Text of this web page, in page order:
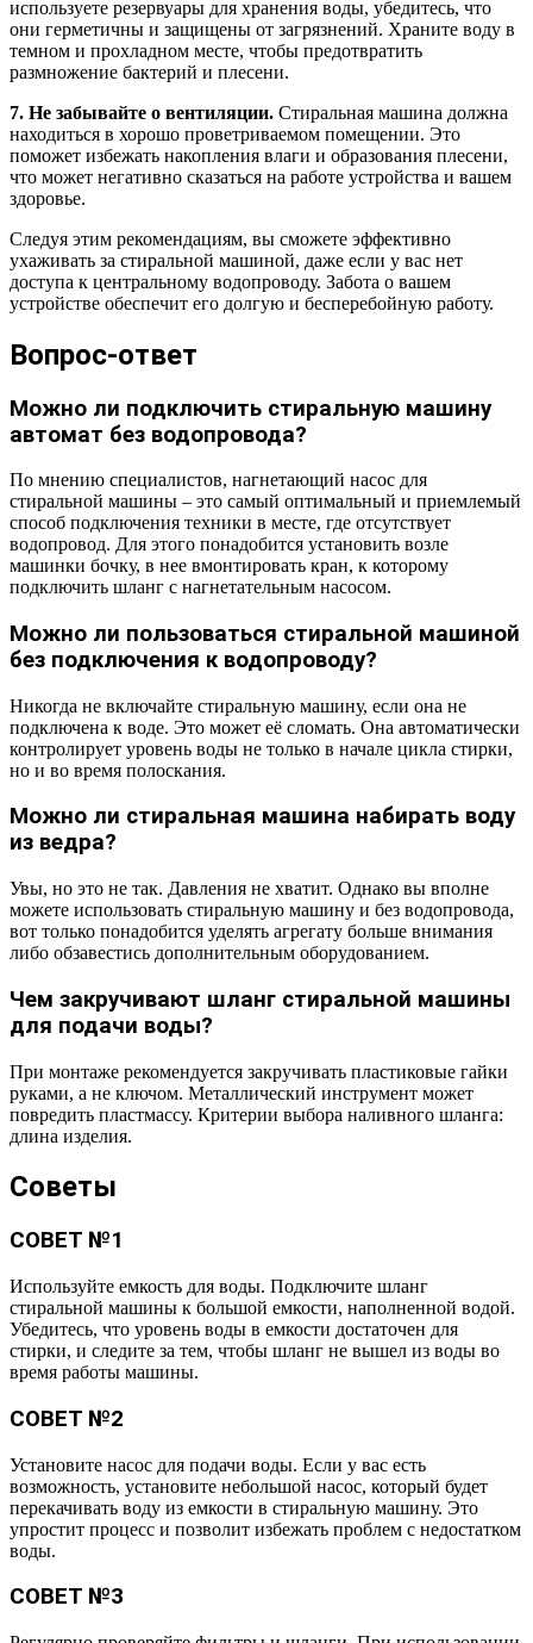
используете резервуары для хранения воды, убедитесь, что
они герметичны и защищены от загрязнений. Храните воду в
темном и прохладном месте, чтобы предотвратить
размножение бактерий и плесени.
7. Не забывайте о вентиляции. Стиральная машина должна
находиться в хорошо проветриваемом помещении. Это
поможет избежать накопления влаги и образования плесени,
что может негативно сказаться на работе устройства и вашем
здоровье.
Следуя этим рекомендациям, вы сможете эффективно
ухаживать за стиральной машиной, даже если у вас нет
доступа к центральному водопроводу. Забота о вашем
устройстве обеспечит его долгую и бесперебойную работу.
Вопрос-ответ
Можно ли подключить стиральную машину
автомат без водопровода?
По мнению специалистов, нагнетающий насос для
стиральной машины – это самый оптимальный и приемлемый
способ подключения техники в месте, где отсутствует
водопровод. Для этого понадобится установить возле
машинки бочку, в нее вмонтировать кран, к которому
подключить шланг с нагнетательным насосом.
Можно ли пользоваться стиральной машиной
без подключения к водопроводу?
Никогда не включайте стиральную машину, если она не
подключена к воде. Это может её сломать. Она автоматически
контролирует уровень воды не только в начале цикла стирки,
но и во время полоскания.
Можно ли стиральная машина набирать воду
из ведра?
Увы, но это не так. Давления не хватит. Однако вы вполне
можете использовать стиральную машину и без водопровода,
вот только понадобится уделять агрегату больше внимания
либо обзавестись дополнительным оборудованием.
Чем закручивают шланг стиральной машины
для подачи воды?
При монтаже рекомендуется закручивать пластиковые гайки
руками, а не ключом. Металлический инструмент может
повредить пластмассу. Критерии выбора наливного шланга:
длина изделия.
Советы
СОВЕТ №1
Используйте емкость для воды. Подключите шланг
стиральной машины к большой емкости, наполненной водой.
Убедитесь, что уровень воды в емкости достаточен для
стирки, и следите за тем, чтобы шланг не вышел из воды во
время работы машины.
СОВЕТ №2
Установите насос для подачи воды. Если у вас есть
возможность, установите небольшой насос, который будет
перекачивать воду из емкости в стиральную машину. Это
упростит процесс и позволит избежать проблем с недостатком
воды.
СОВЕТ №3